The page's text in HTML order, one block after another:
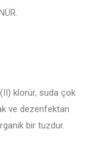
klorür, suda çok
ve dezenfektan
bir tuzdur.